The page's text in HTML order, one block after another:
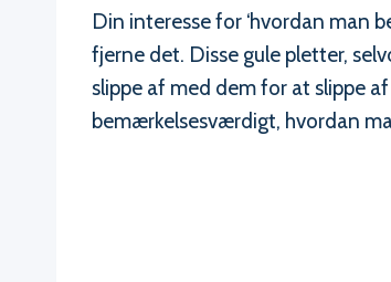
Din interesse for ‘hvordan man
fjerne det. Disse gule pletter,
slippe af med dem for at slippe
bemærkelsesværdigt, hvordan